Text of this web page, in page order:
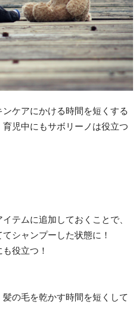
ケアにかける時間を短くする
児中にもサボリーノは役立つ
テムに追加しておくことで、
シャンプーした状態に！
役立つ！
の毛を乾かす時間を短くして